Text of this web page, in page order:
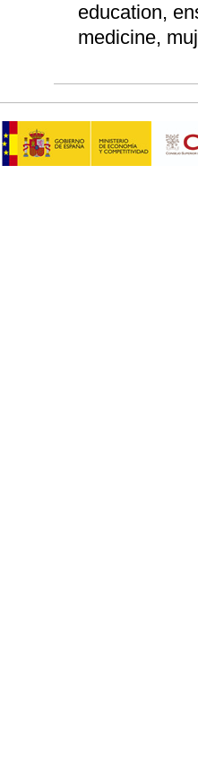
education,
medicine,